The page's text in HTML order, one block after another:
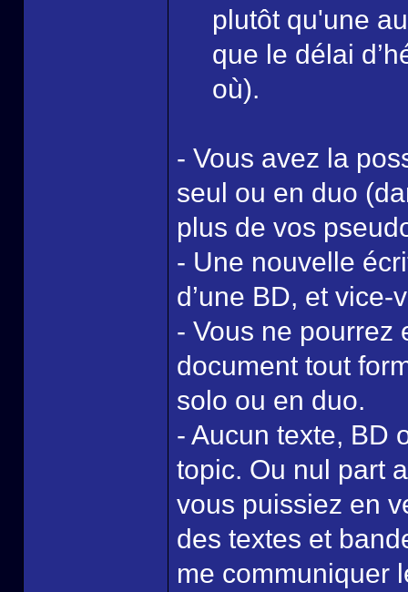
plutôt qu'une
que le délai
où).
- Vous avez la
seul ou en duo
plus de vos
- Une nouvelle
d’une BD, et
- Vous ne pourrez
document tout
solo ou en duo.
- Aucun texte, BD
topic. Ou nul part
vous puissiez en
des textes et
me communiquer